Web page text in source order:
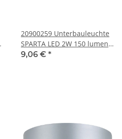
20900259 Unterbauleuchte
SPARTA LED 2W 150 lumen
titan
9,06 € *